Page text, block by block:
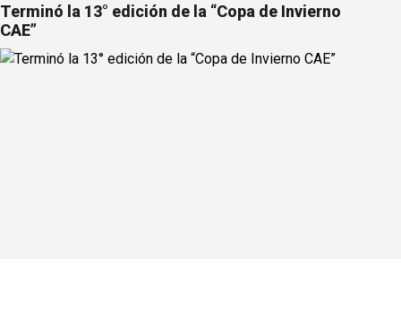
Terminó la 13° edición de la “Copa de Invierno
CAE”